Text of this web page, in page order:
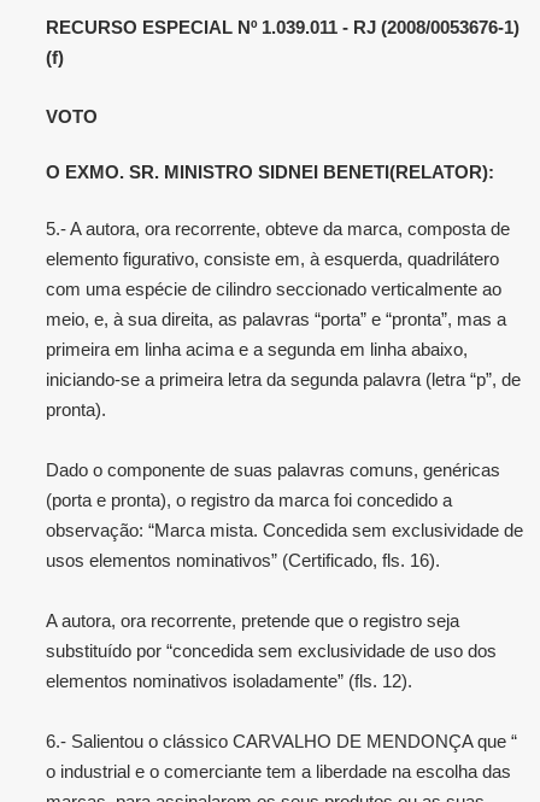
RECURSO ESPECIAL Nº 1.039.011 - RJ (2008/0053676-1)
(f)
VOTO
O EXMO. SR. MINISTRO SIDNEI BENETI(RELATOR):
5.- A autora, ora recorrente, obteve da marca, composta de
elemento figurativo, consiste em, à esquerda, quadrilátero
com uma espécie de cilindro seccionado verticalmente ao
meio, e, à sua direita, as palavras “porta” e “pronta”, mas a
primeira em linha acima e a segunda em linha abaixo,
iniciando-se a primeira letra da segunda palavra (letra “p”, de
pronta).
Dado o componente de suas palavras comuns, genéricas
(porta e pronta), o registro da marca foi concedido a
observação: “Marca mista. Concedida sem exclusividade de
usos elementos nominativos” (Certificado, fls. 16).
A autora, ora recorrente, pretende que o registro seja
substituído por “concedida sem exclusividade de uso dos
elementos nominativos isoladamente” (fls. 12).
6.- Salientou o clássico CARVALHO DE MENDONÇA que “
o industrial e o comerciante tem a liberdade na escolha das